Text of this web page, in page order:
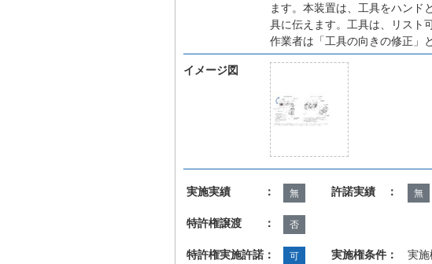
ます。本装置は、工具をハンド
具に伝えます。工具は、リスト
作業者は「工具の向きの修正」
イメージ図
実施実績 ： 無 許諾実績 ： 無
特許権譲渡 ： 否
特許権実施許諾： 可 実施権条件： 実施